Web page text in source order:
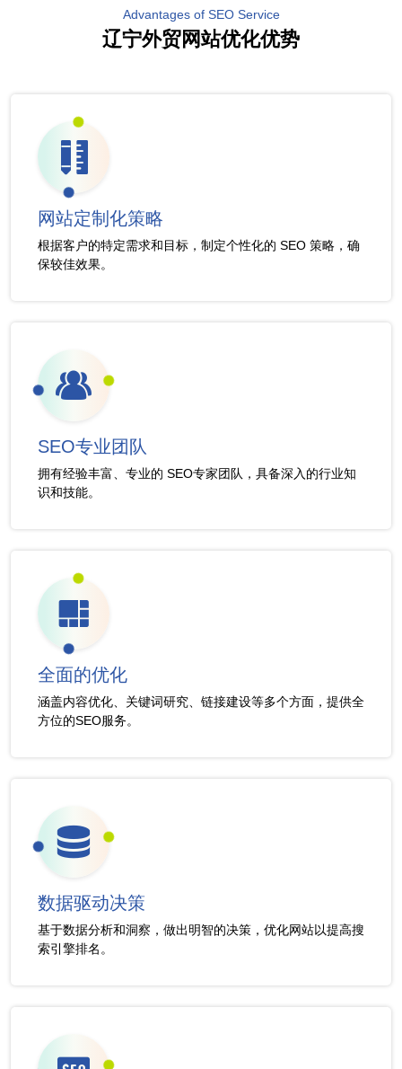
Advantages of SEO Service
辽宁外贸网站优化优势
网站定制化策略
根据客户的特定需求和目标，制定个性化的 SEO 策略，确
保较佳效果。
SEO专业团队
拥有经验丰富、专业的 SEO专家团队，具备深入的行业知
识和技能。
全面的优化
涵盖内容优化、关键词研究、链接建设等多个方面，提供全
方位的SEO服务。
数据驱动决策
基于数据分析和洞察，做出明智的决策，优化网站以提高搜
索引擎排名。